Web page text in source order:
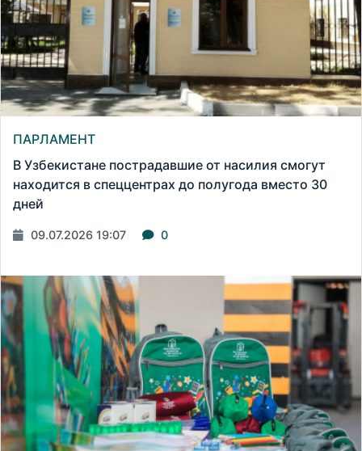
ПАРЛАМЕНТ
В Узбекистане пострадавшие от насилия смогут
находится в спеццентрах до полугода вместо 30
дней
09.07.2026 19:07 0